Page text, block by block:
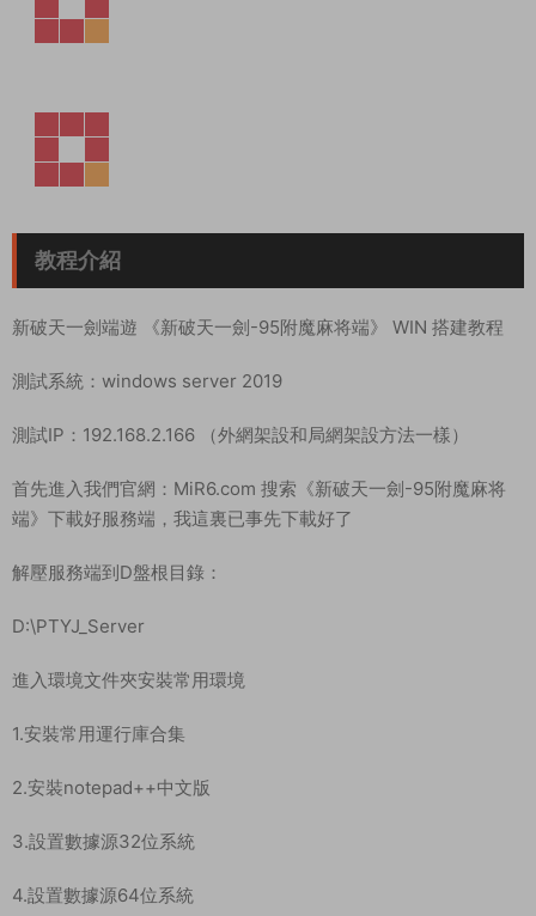
教程介紹
新破天一劍端遊 《新破天一劍-95附魔麻将端》 WIN 搭建教程
測試系統：windows server 2019
測試IP：192.168.2.166 （外網架設和局網架設方法一樣）
首先進入我們官網：MiR6.com 搜索《新破天一劍-95附魔麻将
端》下載好服務端，我這裏已事先下載好了
解壓服務端到D盤根目錄：
D:\PTYJ_Server
進入環境文件夾安裝常用環境
1.安裝常用運行庫合集
2.安裝notepad++中文版
3.設置數據源32位系統
4.設置數據源64位系統